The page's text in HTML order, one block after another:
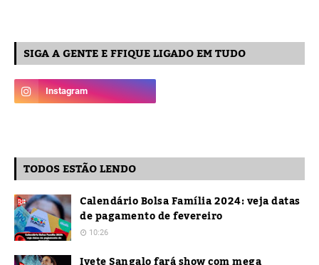
SIGA A GENTE E FFIQUE LIGADO EM TUDO
TODOS ESTÃO LENDO
Calendário Bolsa Família 2024: veja datas
de pagamento de fevereiro
10:26